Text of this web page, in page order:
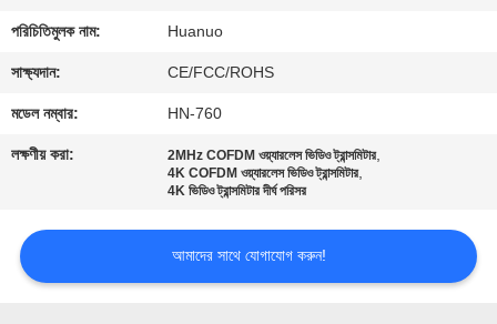
যোগাযোগ
করুন
উদ্ধৃতি
অনুরোধ
করুন
পরিচিতিমুলক নাম: Huanuo
সাক্ষ্যদান: CE/FCC/ROHS
মডেল নম্বার: HN-760
লক্ষণীয় করা: 2MHz COFDM ওয়্যারলেস ভিডিও ট্রান্সমিটার,
4K COFDM ওয়্যারলেস ভিডিও ট্রান্সমিটার,
4K ভিডিও ট্রান্সমিটার দীর্ঘ পরিসর
আমাদের সাথে যোগাযোগ করুন!